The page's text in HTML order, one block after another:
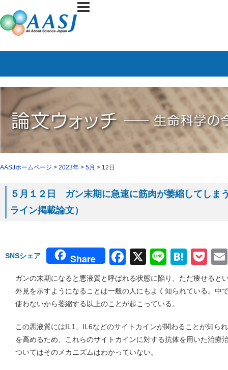
AASJホームページ > 2023年 > 5月 > 12日
５月１２日 ガン末期に急速に筋肉が萎縮してしま
ライン掲載論文）
SNSシェア Share Facebook
X Line
ガンの末期になると悪液質と呼ばれる状態に陥り、ただ痩せると
外見を示すようになることは一般の人にもよく知られている。中
使わないから萎縮する以上のことが起こっている。
この悪液質にはIL1、IL6などのサイトカインが関わることが知ら
を高めるため、これらのサイトカインに対する抗体を用いた治療
ついてはそのメカニズムはわかっていない。